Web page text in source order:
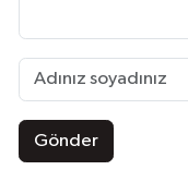
Gönder